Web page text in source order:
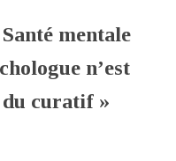
mentale
n’est
curatif »